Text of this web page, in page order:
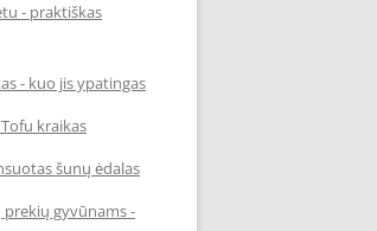
- praktiškas
- kuo jis ypatingas
kraikas
šunų ėdalas
gyvūnams -